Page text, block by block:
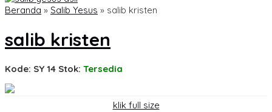
Beranda » Salib Yesus » salib kristen
salib kristen
Kode: SY 14 Stok: Tersedia
klik full size